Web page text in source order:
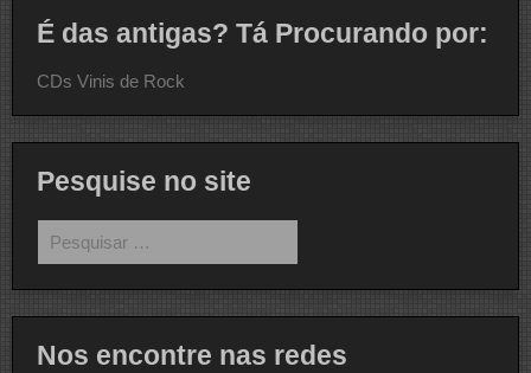
É das antigas? Tá Procurando por:
CDs Vinis de Rock
Pesquise no site
por:
Nos encontre nas redes